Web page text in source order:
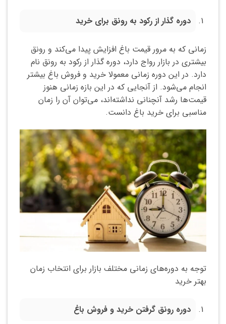
دوره گذار از رکود به رونق برای خرید
زمانی که به مرور قیمت باغ افزایش پیدا می‌کند و رونق
بیشتری در بازار رواج دارد، دوره گذار از رکود به رونق نام
دارد. در این دوره زمانی معمولا خرید و فروش باغ بیشتر
انجام می‌شود. از آنجایی که در این بازه زمانی هنوز
قیمت‌ها رشد آنچنانی نداشته‌اند، می‌توان آن را زمان
مناسبی برای خرید باغ دانست.
توجه به دوره‌های زمانی مختلف بازار برای انتخاب زمان
بهتر خرید
دوره رونق گرفتن خرید و فروش باغ